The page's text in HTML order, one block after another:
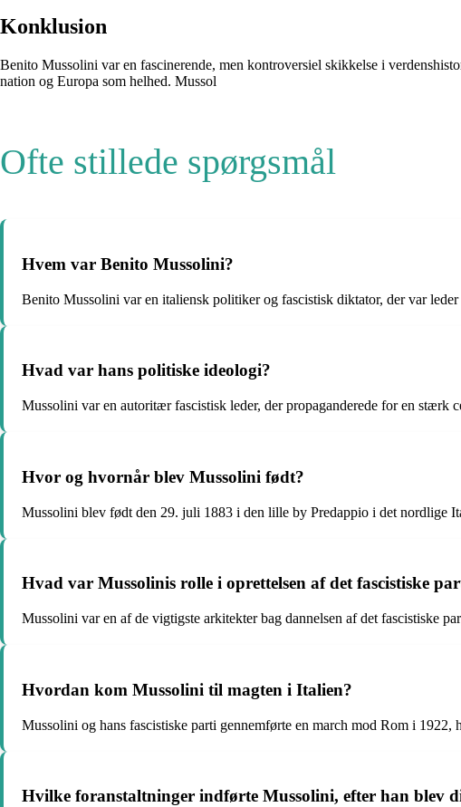
Konklusion
Benito Mussolini var en fascinerende, men kontroversiel skikkelse i
nation og Europa som helhed. Mussol
Ofte stillede spørgsmål
Hvem var Benito Mussolini?
Benito Mussolini var en italiensk politiker og fascistisk diktator, der var
Hvad var hans politiske ideologi?
Mussolini var en autoritær fascistisk leder, der propaganderede for en stærk
Hvor og hvornår blev Mussolini født?
Mussolini blev født den 29. juli 1883 i den lille by Predappio i det nordlige
Hvad var Mussolinis rolle i oprettelsen af det fascistiske
Mussolini var en af ​​de vigtigste arkitekter bag dannelsen af ​​det fascistiske
Hvordan kom Mussolini til magten i Italien?
Mussolini og hans fascistiske parti gennemførte en march mod Rom i
Hvilke foranstaltninger indførte Mussolini, efter han blev